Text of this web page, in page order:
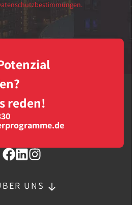
reden!
UNS